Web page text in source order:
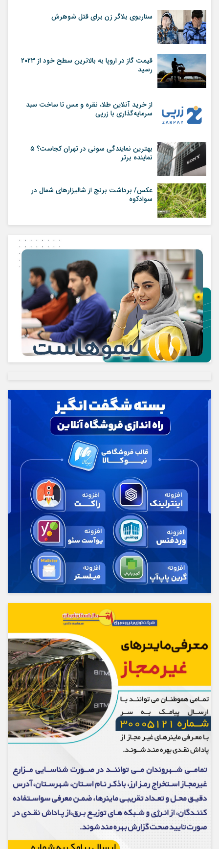
سناریوی بلاگر زن برای قتل شوهرش
قیمت گاز در اروپا به بالاترین سطح خود از ۲۰۲۳
رسید
از خرید آنلاین طلا، نقره و مس تا ساخت سبد
سرمایه‌گذاری با زرپی
بهترین نمایندگی سونی در تهران کجاست؟ ۵
نماینده برتر
عکس/ برداشت برنج از شالیزارهای شمال در
سوادکوه